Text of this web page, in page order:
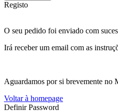
Registo
O seu pedido foi enviado com
Irá receber um email com as
Aguardamos por si brevemente no
Voltar à homepage
Definir Password